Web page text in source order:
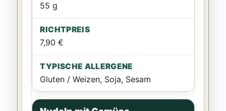
55 g
7,90 €
Gluten / Weizen, Soja, Sesam